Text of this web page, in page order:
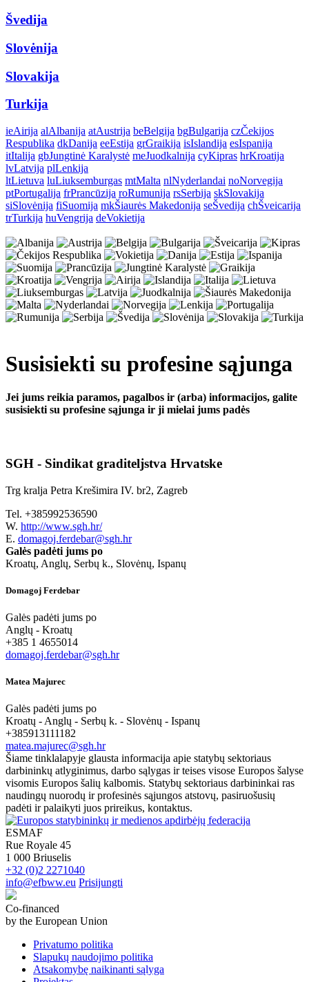
Švedija
Slovėnija
Slovakija
Turkija
ieAirija alAlbanija atAustrija beBelgija bgBulgarija czČekijos
Respublika dkDanija eeEstija grGraikija isIslandija esIspanija
itItalija gbJungtinė Karalystė meJuodkalnija cyKipras hrKroatija
lvLatvija plLenkija
ltLietuva luLiuksemburgas mtMalta nlNyderlandai noNorvegija
ptPortugalija frPrancūzija roRumunija rsSerbija skSlovakija
siSlovėnija fiSuomija mkŠiaurės Makedonija seŠvedija chŠveicarija
trTurkija huVengrija deVokietija
Susisiekti su profesine sąjunga
Jei jums reikia paramos, pagalbos ir (arba) informacijos, galite
susisiekti su profesine sąjunga ir ji mielai jums padės
SGH - Sindikat graditeljstva Hrvatske
Trg kralja Petra Krešimira IV. br2, Zagreb
Tel. +385992536590
W. http://www.sgh.hr/
E. domagoj.ferdebar@sgh.hr
Galės padėti jums po
Kroatų, Anglų, Serbų k., Slovėnų, Ispanų
Domagoj Ferdebar
Galės padėti jums po
Anglų - Kroatų
+385 1 4655014
domagoj.ferdebar@sgh.hr
Matea Majurec
Galės padėti jums po
Kroatų - Anglų - Serbų k. - Slovėnų - Ispanų
+385913111182
matea.majurec@sgh.hr
Šiame tinklalapyje glausta informacija apie statybų sektoriaus
darbininkų atlyginimus, darbo sąlygas ir teises visose Europos šalyse
visomis Europos šalių kalbomis. Statybų sektoriaus darbininkai ras
naudingų nuorodų ir profesinės sąjungos atstovų, pasiruošusių
padėti ir palaikyti juos prireikus, kontaktus.
ESMAF
Rue Royale 45
1 000 Briuselis
+32 (0)2 2271040
info@efbww.eu Prisijungti
Co-financed
by the European Union
Privatumo politika
Slapukų naudojimo politika
Atsakomybę naikinanti sąlyga